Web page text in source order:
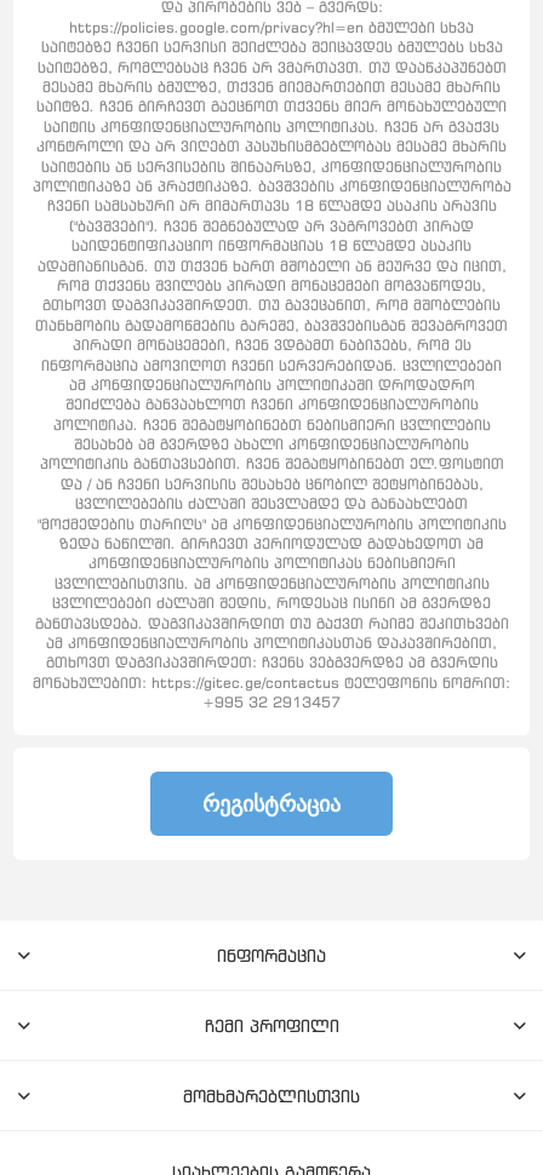
და პირობების ვებ – გვერდს:
https://policies.google.com/privacy?hl=en ბმულები სხვა
საიტებზე ჩვენი სერვისი შეიძლება შეიცავდეს ბმულებს სხვა
საიტებზე, რომლებსაც ჩვენ არ ვმართავთ. თუ დააწკაპუნებთ
მესამე მხარის ბმულზე, თქვენ მიემართებით მესამე მხარის
საიტზე. ჩვენ გირჩევთ გაეცნოთ თქვენს მიერ მონახულებული
საიტის კონფიდენციალურობის პოლიტიკას. ჩვენ არ გვაქვს
კონტროლი და არ ვიღებთ პასუხისმგებლობას მესამე მხარის
საიტების ან სერვისების შინაარსზე, კონფიდენციალურობის
პოლიტიკაზე ან პრაქტიკაზე. ბავშვების კონფიდენციალურობა
ჩვენი სამსახური არ მიმართავს 18 წლამდე ასაკის არავის
("ბავშვები"). ჩვენ შეგნებულად არ ვაგროვებთ პირად
საიდენტიფიკაციო ინფორმაციას 18 წლამდე ასაკის
ადამიანისგან. თუ თქვენ ხართ მშობელი ან მეურვე და იცით,
რომ თქვენს შვილებს პირადი მონაცემები მოგვაწოდეს,
გთხოვთ დაგვიკავშირდეთ. თუ გავეცანით, რომ მშობლების
თანხმობის გადამოწმების გარეშე, ბავშვებისგან შევაგროვეთ
პირადი მონაცემები, ჩვენ ვდგამთ ნაბიჯებს, რომ ეს
ინფორმაცია ამოვიღოთ ჩვენი სერვერებიდან. ცვლილებები
ამ კონფიდენციალურობის პოლიტიკაში დროდადრო
შეიძლება განვაახლოთ ჩვენი კონფიდენციალურობის
პოლიტიკა. ჩვენ შეგატყობინებთ ნებისმიერი ცვლილების
შესახებ ამ გვერდზე ახალი კონფიდენციალურობის
პოლიტიკის განთავსებით. ჩვენ შეგატყობინებთ ელ.ფოსტით
და / ან ჩვენი სერვისის შესახებ ცნობილ შეტყობინებას,
ცვლილებების ძალაში შესვლამდე და განაახლებთ
"მოქმედების თარიღს" ამ კონფიდენციალურობის პოლიტიკის
ზედა ნაწილში. გირჩევთ პერიოდულად გადახედოთ ამ
კონფიდენციალურობის პოლიტიკას ნებისმიერი
ცვლილებისთვის. ამ კონფიდენციალურობის პოლიტიკის
ცვლილებები ძალაში შედის, როდესაც ისინი ამ გვერდზე
განთავსდება. დაგვიკავშირდით თუ გაქვთ რაიმე შეკითხვები
ამ კონფიდენციალურობის პოლიტიკასთან დაკავშირებით,
გთხოვთ დაგვიკავშირდეთ: ჩვენს ვებგვერდზე ამ გვერდის
მონახულებით: https://gitec.ge/contactus ტელეფონის ნომრით:
+995 32 2913457
ᲠᲔᲒᲘᲡᲢᲠᲐᲪᲘᲐ
ინფორმაცია
ჩემი პროფილი
მომხმარებლისთვის